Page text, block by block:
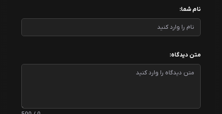
نام شما:
متن دیدگاه: